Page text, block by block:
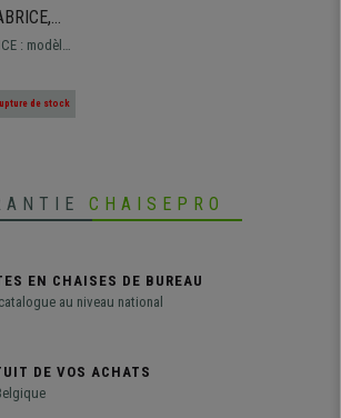
: modèle
et
de stock
CHAISEPRO
EN CHAISES DE BUREAU
au niveau national
DE VOS ACHATS